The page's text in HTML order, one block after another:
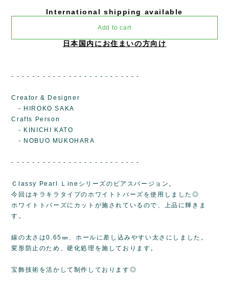
International shipping available
Add to cart
日本国内にお住まいの方向け
- - - - - - - - - - - - - - - - - - - - - - - - -
Creator & Designer
- HIROKO SAKA
Crafts Person
- KINICHI KATO
- NOBUO MUKOHARA
- - - - - - - - - - - - - - - - - - - - - - - - -
Ｃlassy Pearl Ｌineシリーズのピアスバージョン。
今回はキラキラタイプのホワイトトパーズを使用しました◎
ホワイトトパーズにカットが施されているので、上品に輝きま
す。
線の太さは0.65㎜、ホールに差し込みやすい太さにしました。
変形防止のため、硬化処理を施しております。
宝飾技術を活かして制作しております◎